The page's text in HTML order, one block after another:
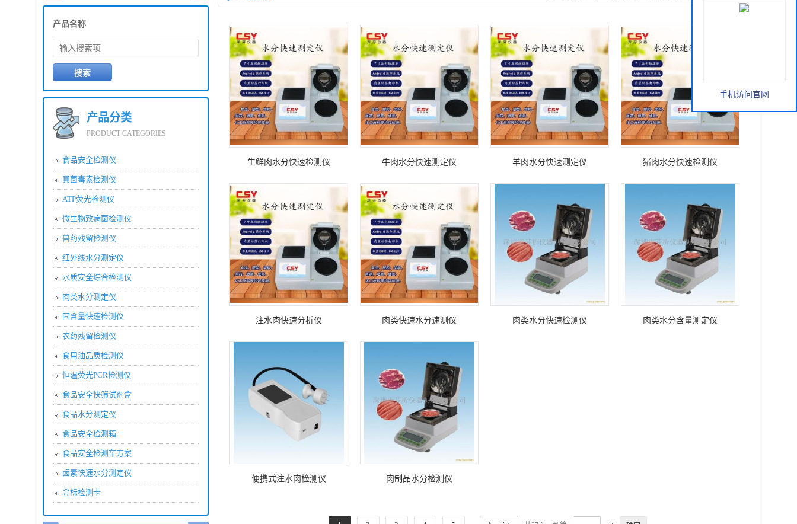
产品名称
产品分类
PRODUCT CATEGORIES
食品安全检测仪
真菌毒素检测仪
ATP荧光检测仪
微生物致病菌检测仪
兽药残留检测仪
红外线水分测定仪
水质安全综合检测仪
肉类水分测定仪
固含量快速检测仪
农药残留检测仪
食用油品质检测仪
恒温荧光PCR检测仪
食品安全快筛试剂盒
食品水分测定仪
食品安全检测箱
食品安全检测车方案
卤素快速水分测定仪
金标检测卡
生鲜肉水分快速检测仪 牛肉水分快速测定仪 羊肉水分快速测定仪 猪肉水分快速检测仪
注水肉快速分析仪 肉类快速水分速测仪 肉类水分快速检测仪 肉类水分含量测定仪
便携式注水肉检测仪 肉制品水分检测仪
手机访问官网